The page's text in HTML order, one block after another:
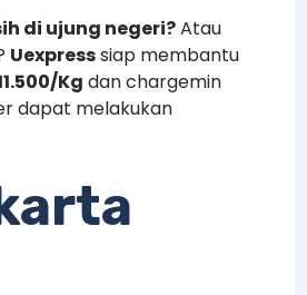
di ujung negeri?Atau
Uexpresssiap membantu
Kg dan chargemin
dapat melakukan